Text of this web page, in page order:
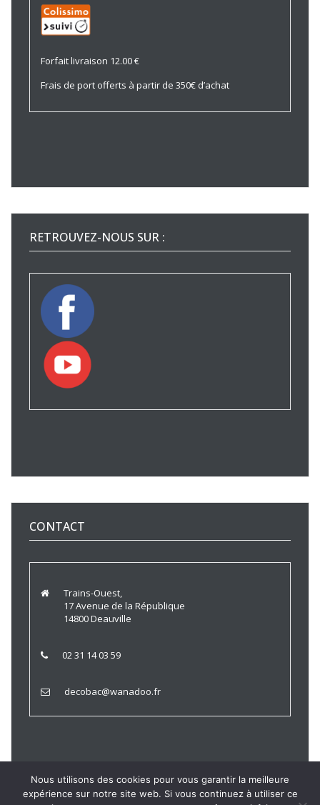
Forfait livraison 12.00 €
Frais de port offerts à partir de 350€ d’achat
RETROUVEZ-NOUS SUR :
CONTACT
Trains-Ouest,
17 Avenue de la République
14800 Deauville
02 31 14 03 59
decobac@wanadoo.fr
Trains Ouest © 2021 |Politique de Confidentialité| Mentions
Nous utilisons des cookies pour vous garantir la meilleure
expérience sur notre site web. Si vous continuez à utiliser ce